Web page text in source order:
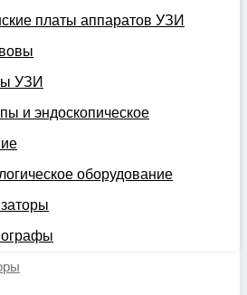
платы аппаратов УЗИ
УЗИ
и эндоскопическое
оборудование